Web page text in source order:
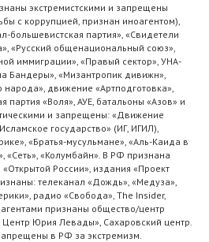
экстремистскими и запрещены
с коррупцией, признан иноагентом),
большевистская партия», «Свидетели
«Русский общенациональный союз»,
иммиграции», «Правый сектор», УНА-
Бандеры», «Мизантропик дивижн»,
движение «Артподготовка»,
партия «Воля», АУЕ, батальоны «Азов» и
и запрещены: «Движение
государство» (ИГ, ИГИЛ),
«Братья-мусульмане», «Аль-Каида в
«Сеть», «Колумбайн». В РФ признана
России», издания «Проект
телеканал «Дождь», «Медуза»,
радио «Свобода», The Insider,
признаны общество/центр
Юрия Левады», Сахаровский центр.
в РФ за экстремизм.